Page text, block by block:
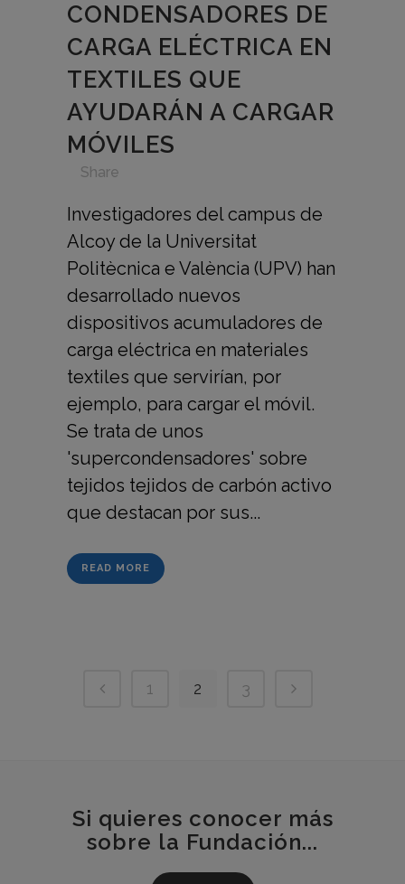
CONDENSADORES DE
CARGA ELÉCTRICA EN
TEXTILES QUE
AYUDARÁN A CARGAR
MÓVILES
Share
Investigadores del campus de
Alcoy de la Universitat
Politècnica e València (UPV) han
desarrollado nuevos
dispositivos acumuladores de
carga eléctrica en materiales
textiles que servirían, por
ejemplo, para cargar el móvil.
Se trata de unos
'supercondensadores' sobre
tejidos tejidos de carbón activo
que destacan por sus...
READ MORE
1 2 3
Si quieres conocer más
sobre la Fundación...